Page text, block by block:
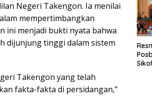
Negeri Takengon. Ia menilai
mempertimbangkan
ini menjadi bukti nyata bahwa
dijunjung tinggi dalam sistem
Takengon yang telah
fakta-fakta di persidangan,”